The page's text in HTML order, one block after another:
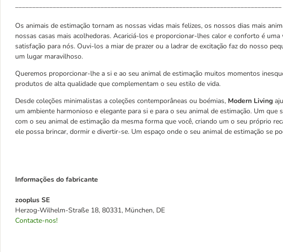
______________________________________________________________________________
Os animais de estimação tornam as nossas vidas mais felizes, os nossos dias mais
nossas casas mais acolhedoras. Acariciá-los e proporcionar-lhes calor e conforto é uma
satisfação para nós. Ouvi-los a miar de prazer ou a ladrar de excitação faz do nosso
um lugar maravilhoso.
Queremos proporcionar-lhe a si e ao seu animal de estimação muitos momentos
produtos de alta qualidade que complementam o seu estilo de vida.
Desde coleções minimalistas a coleções contemporâneas ou boémias, Modern Living
um ambiente harmonioso e elegante para si e para o seu animal de estimação. Um que
com o seu animal de estimação da mesma forma que você, criando um o seu próprio
ele possa brincar, dormir e divertir-se. Um espaço onde o seu animal de estimação se
Informações do fabricante
zooplus SE
Herzog-Wilhelm-Straße 18, 80331, München, DE
Contacte-nos!